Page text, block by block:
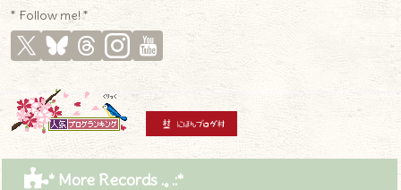
* Follow me! *
* More Records .｡.:*